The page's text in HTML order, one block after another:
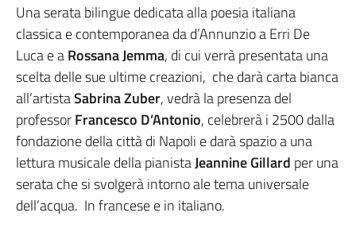
Una serata bilingue dedicata alla poesia italiana
classica e contemporanea da d’Annunzio a Erri De
Luca e aRossana Jemma, di cui verrà presentata una
scelta delle sue ultime creazioni, che darà carta bianca
all’artistaSabrina Zuber, vedrà la presenza del
professorFrancesco D’Antonio, celebrerà i 2500 dalla
fondazione della città di Napoli e darà spazio a una
lettura musicale della pianistaJeannine Gillard per una
serata che si svolgerà intorno ale tema universale
dell’acqua. In francese e in italiano.